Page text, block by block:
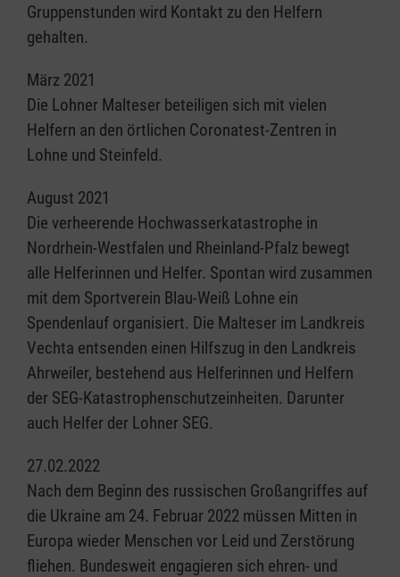
Gruppenstunden wird Kontakt zu den Helfern
gehalten.
März 2021
Die Lohner Malteser beteiligen sich mit vielen
Helfern an den örtlichen Coronatest-Zentren in
Lohne und Steinfeld.
August 2021
Die verheerende Hochwasserkatastrophe in
Nordrhein-Westfalen und Rheinland-Pfalz bewegt
alle Helferinnen und Helfer. Spontan wird zusammen
mit dem Sportverein Blau-Weiß Lohne ein
Spendenlauf organisiert. Die Malteser im Landkreis
Vechta entsenden einen Hilfszug in den Landkreis
Ahrweiler, bestehend aus Helferinnen und Helfern
der SEG-Katastrophenschutzeinheiten. Darunter
auch Helfer der Lohner SEG.
27.02.2022
Nach dem Beginn des russischen Großangriffes auf
die Ukraine am 24. Februar 2022 müssen Mitten in
Europa wieder Menschen vor Leid und Zerstörung
fliehen. Bundesweit engagieren sich ehren- und